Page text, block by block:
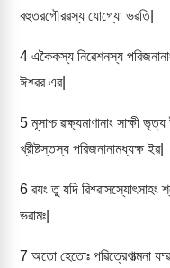
বহুতরগৌরৱস্য যোগ্যো ভৱতি|
4 একৈকস্য নিৱেশনস্য
ঈশ্ৱর এৱ|
5 মূসাশ্চ ৱক্ষ্যমাণানাং সাক্ষী
খ্রীষ্টস্তস্য পরিজনানামধ্যক্ষ ইৱ|
6ৱযং তু যদি ৱিশ্ৱাসস্যোৎসাহং
ভৱামঃ|
7 অতো হেতোঃ পৱিত্রেণাত্মনা